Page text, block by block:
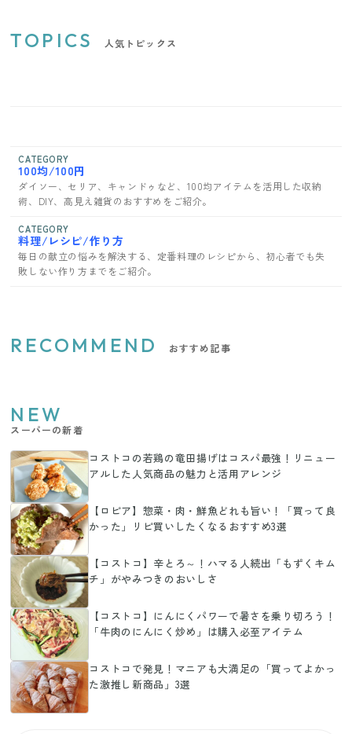
TOPICS 人気トピックス
CATEGORY
100均/100円
ダイソー、セリア、キャンドゥなど、100均アイテムを活用した収納
術、DIY、高見え雑貨のおすすめをご紹介。
CATEGORY
料理/レシピ/作り方
毎日の献立の悩みを解決する、定番料理のレシピから、初心者でも失
敗しない作り方までをご紹介。
RECOMMEND おすすめ記事
NEW
スーパーの新着
コストコの若鶏の竜田揚げはコスパ最強！リニュー
アルした人気商品の魅力と活用アレンジ
【ロピア】惣菜・肉・鮮魚どれも旨い！「買って良
かった」リピ買いしたくなるおすすめ3選
【コストコ】辛とろ～！ハマる人続出「もずくキム
チ」がやみつきのおいしさ
【コストコ】にんにくパワーで暑さを乗り切ろう！
「牛肉のにんにく炒め」は購入必至アイテム
コストコで発見！マニアも大満足の「買ってよかっ
た激推し新商品」3選